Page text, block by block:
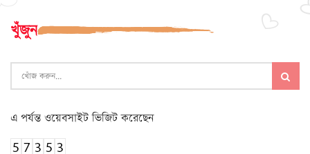
খুঁজুন
এ পর্যন্ত ওয়েবসাইট ভিজিট করেছেন